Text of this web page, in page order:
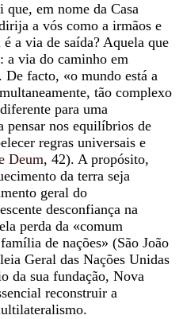
que, em nome da Casa
a vós como a irmãos e
a via de saída? Aquela que
a via do caminho em
facto, «o mundo está a
tão complexo
para uma
pensar nos equilíbrios de
regras universais e
Deum, 42). A propósito,
da terra seja
geral do
desconfiança na
perda da «comum
de nações» (São João
Geral das Nações Unidas
da sua fundação, Nova
reconstruir a